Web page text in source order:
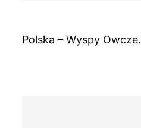
Polska – Wyspy Owcze.